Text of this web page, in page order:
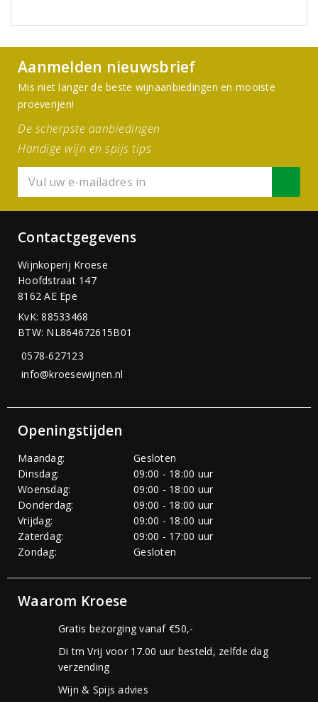
Aanmelden nieuwsbrief
Mis niet langer de beste wijnaanbiedingen en mooiste
proeverijen!
De scherpste aanbiedingen
Handige wijn en spijs tips
Contactgegevens
Wijnkoperij Kroese
Hoofdstraat 147
8162 AE Epe
KvK: 88533468
BTW: NL864672615B01
0578-627123
info@kroesewijnen.nl
Openingstijden
Maandag:
Gesloten
Dinsdag:
09:00 - 18:00 uur
Woensdag:
09:00 - 18:00 uur
Donderdag:
09:00 - 18:00 uur
Vrijdag:
09:00 - 18:00 uur
Zaterdag:
09:00 - 17:00 uur
Zondag:
Gesloten
Waarom Kroese
Gratis bezorging vanaf €50,-
Di tm Vrij voor 17.00 uur besteld, zelfde dag
verzending
Wijn & Spijs advies